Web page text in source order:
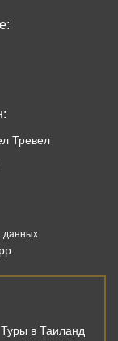
Тревел
данных
Туры в Таиланд